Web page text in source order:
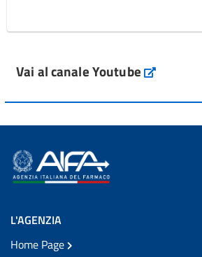
Vai al canale Youtube
L'AGENZIA
Home Page